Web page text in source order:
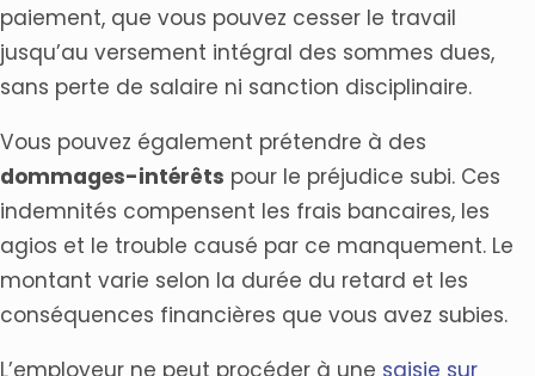
paiement, que vous pouvez cesser le travail
jusqu’au versement intégral des sommes dues,
sans perte de salaire ni sanction disciplinaire.
Vous pouvez également prétendre à des
dommages-intérêts pour le préjudice subi. Ces
indemnités compensent les frais bancaires, les
agios et le trouble causé par ce manquement. Le
montant varie selon la durée du retard et les
conséquences financières que vous avez subies.
L’employeur ne peut procéder à une saisie sur